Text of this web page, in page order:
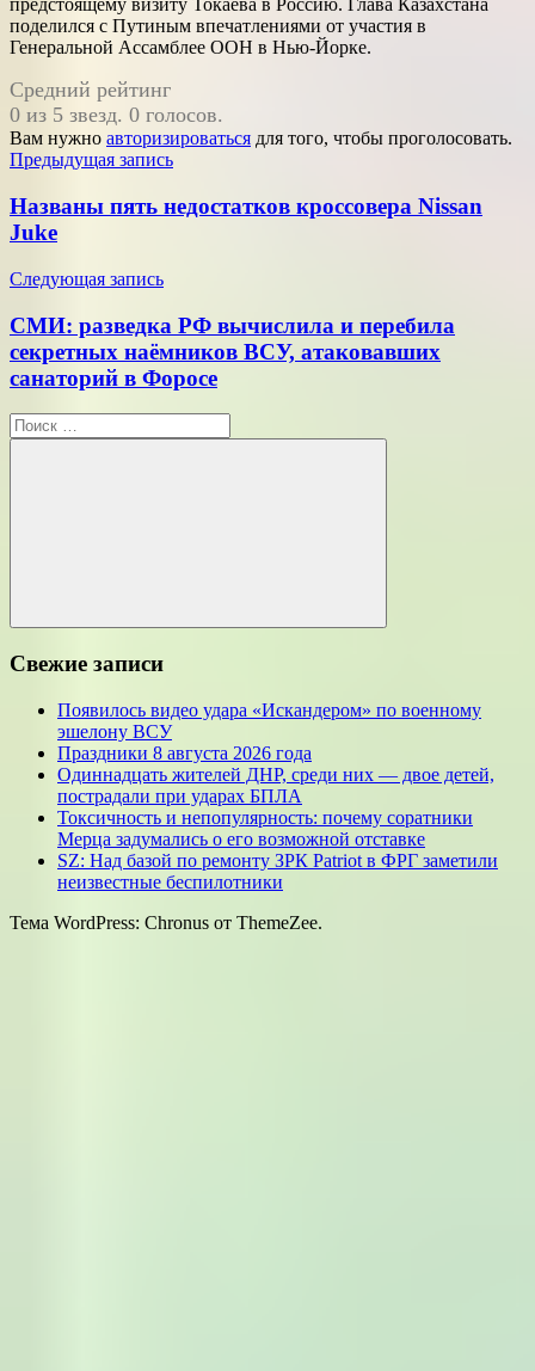
предстоящему визиту Токаева в Россию. Глава Казахстана
поделился с Путиным впечатлениями от участия в
Генеральной Ассамблее ООН в Нью-Йорке.
Средний рейтинг
0 из 5 звезд. 0 голосов.
Вам нужно авторизироваться для того, чтобы проголосовать.
Навигация
по
записям
Предыдущая запись
Названы пять недостатков кроссовера Nissan
Juke
Следующая запись
СМИ: разведка РФ вычислила и перебила
секретных наёмников ВСУ, атаковавших
санаторий в Форосе
Поиск
для:
Поиск
Свежие записи
Появилось видео удара «Искандером» по военному
эшелону ВСУ
Праздники 8 августа 2026 года
Одиннадцать жителей ДНР, среди них — двое детей,
пострадали при ударах БПЛА
Токсичность и непопулярность: почему соратники
Мерца задумались о его возможной отставке
SZ: Над базой по ремонту ЗРК Patriot в ФРГ заметили
неизвестные беспилотники
Тема WordPress: Chronus от ThemeZee.